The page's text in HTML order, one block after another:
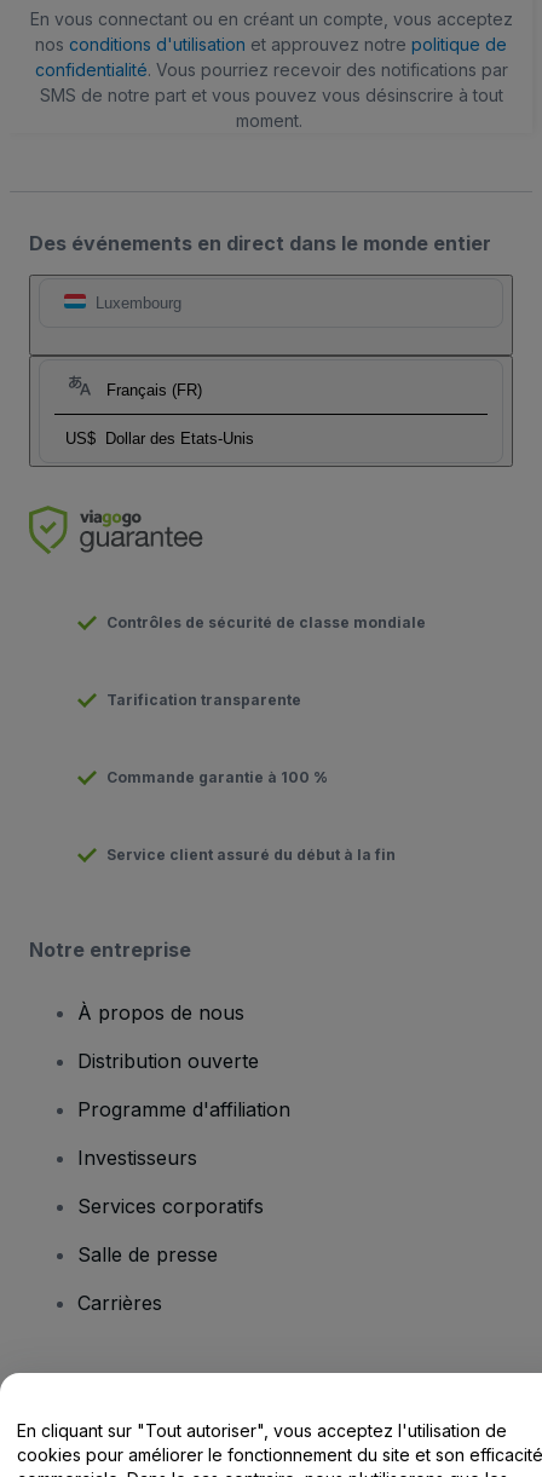
En vous connectant ou en créant un compte, vous acceptez
nos conditions d'utilisation et approuvez notre politique de
confidentialité. Vous pourriez recevoir des notifications par
SMS de notre part et vous pouvez vous désinscrire à tout
moment.
Des événements en direct dans le monde entier
Luxembourg
Français (FR)
US$ Dollar des Etats-Unis
Contrôles de sécurité de classe mondiale
Tarification transparente
Commande garantie à 100 %
Service client assuré du début à la fin
Notre entreprise
À propos de nous
Distribution ouverte
Programme d'affiliation
Investisseurs
Services corporatifs
Salle de presse
Carrières
Centre d'assistance / Nous contacter
En cliquant sur "Tout autoriser", vous acceptez l'utilisation de
cookies pour améliorer le fonctionnement du site et son efficacité